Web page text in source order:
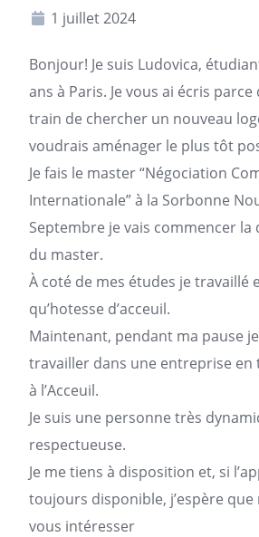
1 juillet 2024
Bonjour! Je suis Ludovica,
ans à Paris. Je vous ai écris
train de chercher un nouveau
voudrais aménager le plus tôt
Je fais le master “Négociation
Internationale” à la Sorbonne
Septembre je vais commencer la
du master.
À coté de mes études je travaillé
qu’hotesse d’acceuil.
Maintenant, pendant ma pause
travailler dans une entreprise en
à l’Acceuil.
Je suis une personne très
respectueuse.
Je me tiens à disposition et, si
toujours disponible, j’espère
vous intéresser